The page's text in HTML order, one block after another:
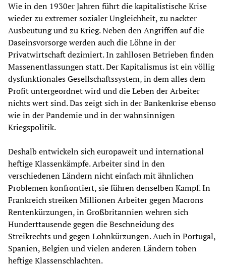
Wie in den 1930er Jahren führt die kapitalistische Krise
wieder zu extremer sozialer Ungleichheit, zu nackter
Ausbeutung und zu Krieg. Neben den Angriffen auf die
Daseinsvorsorge werden auch die Löhne in der
Privatwirtschaft dezimiert. In zahllosen Betrieben finden
Massenentlassungen statt. Der Kapitalismus ist ein völlig
dysfunktionales Gesellschaftssystem, in dem alles dem
Profit untergeordnet wird und die Leben der Arbeiter
nichts wert sind. Das zeigt sich in der Bankenkrise ebenso
wie in der Pandemie und in der wahnsinnigen
Kriegspolitik.
Deshalb entwickeln sich europaweit und international
heftige Klassenkämpfe. Arbeiter sind in den
verschiedenen Ländern nicht einfach mit ähnlichen
Problemen konfrontiert, sie führen denselben Kampf. In
Frankreich streiken Millionen Arbeiter gegen Macrons
Rentenkürzungen, in Großbritannien wehren sich
Hunderttausende gegen die Beschneidung des
Streikrechts und gegen Lohnkürzungen. Auch in Portugal,
Spanien, Belgien und vielen anderen Ländern toben
heftige Klassenschlachten.